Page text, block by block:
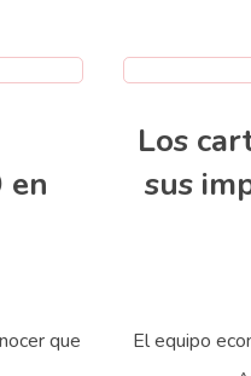
en
que
Los
sus
El equipo